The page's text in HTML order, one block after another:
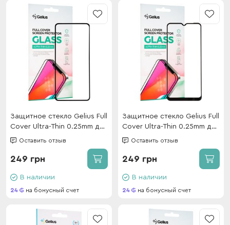
Защитное стекло Gelius Full
Cover Ultra-Thin 0.25mm для
Xiaomi Mi 11T/11T Pro Black
Оставить отзыв
249 грн
В наличии
24 на бонусный счет
Защитное стекло Gelius Full
Cover Ultra-Thin 0.25mm для
Motorola E13 Black
Оставить отзыв
249 грн
В наличии
24 на бонусный счет